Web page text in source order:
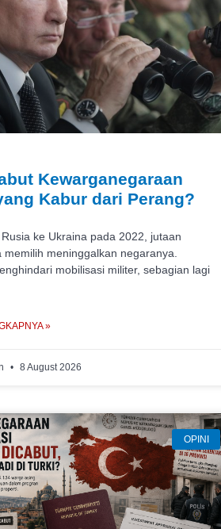
Kewarganegaraan
Kabur dari Perang?
ke Ukraina pada 2022, jutaan
memilih meninggalkan negaranya.
mobilisasi militer, sebagian lagi
»
8 August 2026
OPINI